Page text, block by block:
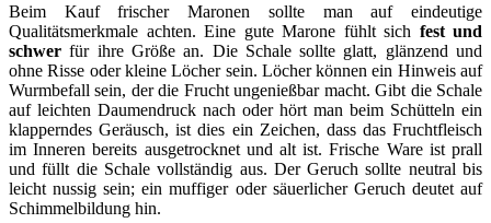
Beim Kauf frischer Maronen sollte man auf eindeutige
Qualitätsmerkmale achten. Eine gute Marone fühlt sich fest und
schwer für ihre Größe an. Die Schale sollte glatt, glänzend und
ohne Risse oder kleine Löcher sein. Löcher können ein Hinweis auf
Wurmbefall sein, der die Frucht ungenießbar macht. Gibt die Schale
auf leichten Daumendruck nach oder hört man beim Schütteln ein
klapperndes Geräusch, ist dies ein Zeichen, dass das Fruchtfleisch
im Inneren bereits ausgetrocknet und alt ist. Frische Ware ist prall
und füllt die Schale vollständig aus. Der Geruch sollte neutral bis
leicht nussig sein; ein muffiger oder säuerlicher Geruch deutet auf
Schimmelbildung hin.